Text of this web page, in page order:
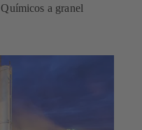
Químicos a granel